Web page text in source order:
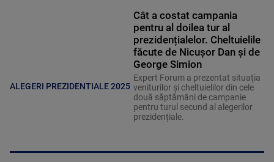
ALEGERI PREZIDENTIALE 2025
Cât a costat campania
pentru al doilea tur al
prezidențialelor. Cheltuielile
făcute de Nicușor Dan și de
George Simion
Expert Forum a prezentat situația
veniturilor și cheltuielilor din cele
două săptămâni de campanie
pentru turul secund al alegerilor
prezidențiale.